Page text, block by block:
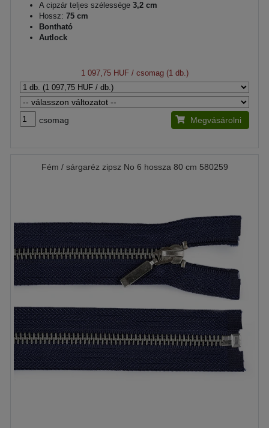
A cipzár teljes szélessége 3,2 cm
Hossz: 75 cm
Bontható
Autlock
1 097,75 HUF/ csomag (1 db.)
csomag Megvásárolni
Fém / sárgaréz zipsz No 6 hossza 80 cm 580259